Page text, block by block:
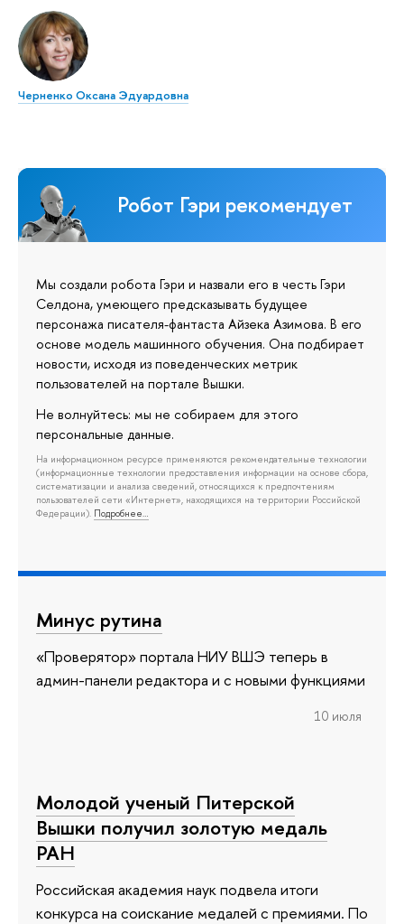
Черненко Оксана Эдуардовна
Робот Гэри рекомендует
Мы создали робота Гэри и назвали его в честь Гэри
Селдона, умеющего предсказывать будущее
персонажа писателя-фантаста Айзека Азимова. В его
основе модель машинного обучения. Она подбирает
новости, исходя из поведенческих метрик
пользователей на портале Вышки.
Не волнуйтесь: мы не собираем для этого
персональные данные.
На информационном ресурсе применяются рекомендательные технологии
(информационные технологии предоставления информации на основе сбора,
систематизации и анализа сведений, относящихся к предпочтениям
пользователей сети «Интернет», находящихся на территории Российской
Федерации). Подробнее…
Минус рутина
«Проверятор» портала НИУ ВШЭ теперь в
админ-панели редактора и с новыми функциями
10 июля
Молодой ученый Питерской
Вышки получил золотую медаль
РАН
Российская академия наук подвела итоги
конкурса на соискание медалей с премиями. По